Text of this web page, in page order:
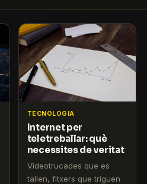
TECNOLOGIA
Internet per
teletreballar: què
necessites de veritat
Videotrucades que es
tallen, fitxers que triguen